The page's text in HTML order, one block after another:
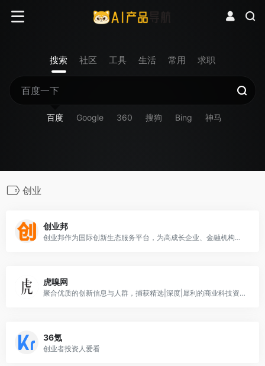
搜索 社区 工具 生活 常用 求职
百度 Google 360 搜狗 Bing 神马
创业
创业邦
创业邦作为国际创新生态服务平台，为高成长企业、金融机构、产业园区、地方政府提供全方位的媒体资讯、数字会展、数据研究、创新咨询、教育培训、资本对接等服务。
虎嗅网
聚合优质的创新信息与人群，捕获精选|深度|犀利的商业科技资讯。在虎嗅，不错过互联网的每个重要时刻。
36氪
创业者投资人爱看